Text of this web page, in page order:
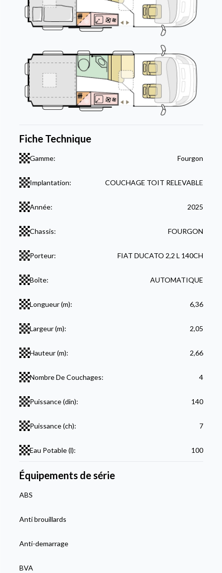
Fiche Technique
Gamme: Fourgon
Implantation: COUCHAGE TOIT RELEVABLE
Année: 2025
Chassis: FOURGON
Porteur: FIAT DUCATO 2,2 L 140CH
Boîte: AUTOMATIQUE
Longueur (m): 6,36
Largeur (m): 2,05
Hauteur (m): 2,66
Nombre De Couchages: 4
Puissance (din): 140
Puissance (ch): 7
Eau Potable (l): 100
Équipements de série
ABS
Anti brouillards
Anti-demarrage
BVA